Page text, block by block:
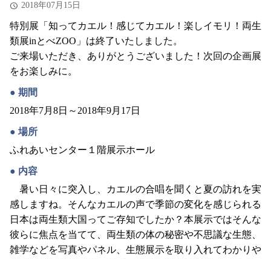
2018年07月15日
特別展「知ってカエル！感じてカエル！楽しイモリ！両生
類展inとべZOO」は終了いたしました。
ご来場いただき、ありがとうございました！次回の企画展
をお楽しみに。
期間
2018年7月8日～2018年9月17日
場所
ふれあいセンター１階展示ホール
内容
暑い日々に突入し、カエルの合唱を聞くと夏の訪れを実
感しますね。そんなカエルの声で季節の変化を感じられる
日本は両生類大国ってご存知でしたか？本展示ではそんな
彼らに焦点を当てて、両生類の体の秘密や不思議な生態、
雑学などを写真やパネル、生態展示を取り入れてわかりや